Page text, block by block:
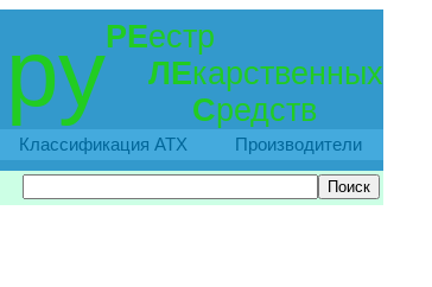
РЕестр
ЛЕкарственных
Средств
Классификация АТХ Производители